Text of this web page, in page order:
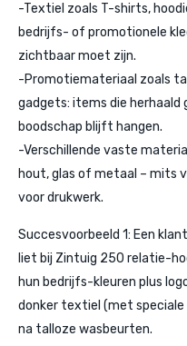
-Textiel zoals T-shirts,
bedrijfs- of promotionele
zichtbaar moet zijn.
-Promotiemateriaal zoals
gadgets: items die herhaald
boodschap blijft hangen.
-Verschillende vaste
hout, glas of metaal – mits
voor drukwerk.
Succesvoorbeeld 1: Een
liet bij Zintuig 250 relatie-
hun bedrijfs-kleuren plus
donker textiel (met speciale
na talloze wasbeurten.